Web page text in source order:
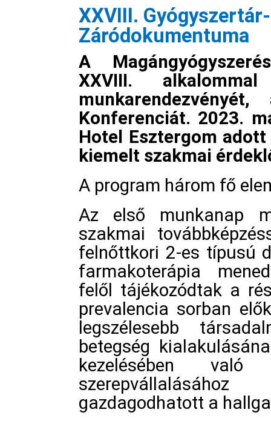
XXVIII.
Záródokumentuma
A
XXVIII.
Konferenciát. 2023.
Hotel Esztergom
kiemelt szakmai
A program három fő
Az első munkanap
szakmai
felnőttkori 2-es típusú
farmakoterápia
felől tájékozódtak a
prevalencia sorban
legszélesebb
betegség
kezelésében való
gazdagodhatott a